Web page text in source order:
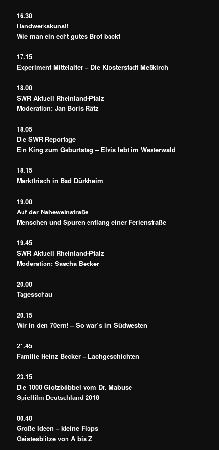
16.30
Handwerkskunst!
Wie man ein echt gutes Brot backt
17.15
Experiment Mittelalter – Die Klosterstadt Meßkirch
18.00
SWR Aktuell Rheinland-Pfalz
Moderation: Jan Boris Rätz
18.05
Die SWR Reportage
Ein King zum Geburtstag – Elvis lebt im Westerwald
18.15
Marktfrisch in Bad Dürkheim
19.00
Auf der Naheweinstraße
Menschen und Spuren entlang einer Ferienstraße
19.45
SWR Aktuell Rheinland-Pfalz
Moderation: Sascha Becker
20.00
Tagesschau
20.15
Wir in den 70ern! – So war’s im Südwesten
21.45
Familie Heinz Becker – Lachgeschichten
23.15
Die 1000 Glotzböbbel vom Dr. Mabuse
Spielfilm Deutschland 2018
00.40
Große Ideen – kleine Flops
Geistesblitze von A bis Z